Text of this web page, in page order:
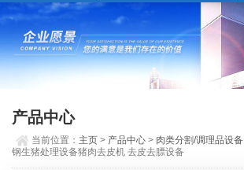
产品中心
当前位置： 主页 > 产品中心 > 肉类分割/调理品设备
钢生猪处理设备猪肉去皮机 去皮去膘设备